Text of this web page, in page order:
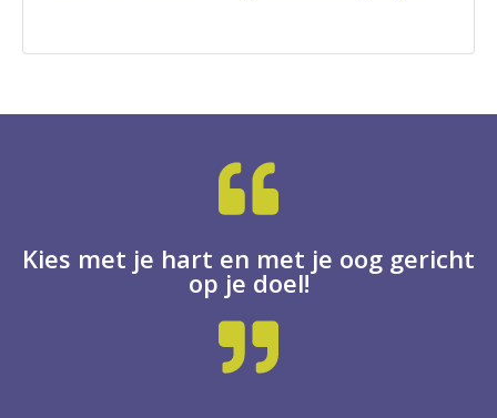
Kies met je hart en met je oog gericht
op je doel!